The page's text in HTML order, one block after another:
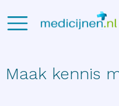
Maak kennis